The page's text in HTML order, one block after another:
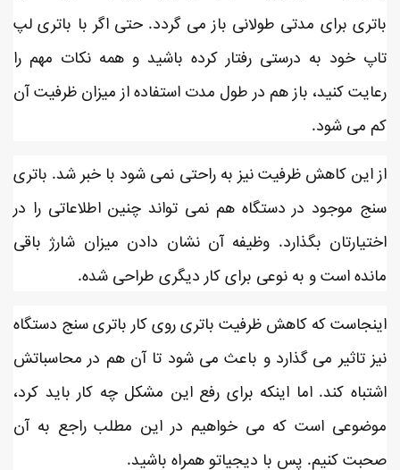
باتری برای مدتی طولانی باز می گردد. حتی اگر با باتری لپ
تاپ خود به درستی رفتار کرده باشید و همه نکات مهم را
رعایت کنید، باز هم در طول مدت استفاده از میزان ظرفیت آن
کم می شود.
از این کاهش ظرفیت نیز به راحتی نمی شود با خبر شد. باتری
سنج موجود در دستگاه هم نمی تواند چنین اطلاعاتی را در
اختیارتان بگذارد. وظیفه آن نشان دادن میزان شارژ باقی
مانده است و به نوعی برای کار دیگری طراحی شده.
اینجاست که کاهش ظرفیت باتری روی کار باتری سنج دستگاه
نیز تاثیر می گذارد و باعث می شود تا آن هم در محاسباتش
اشتباه کند. اما اینکه برای رفع این مشکل چه کار باید کرد،
موضوعی است که می خواهیم در این مطلب راجع به آن
صحبت کنیم. پس با دیجیاتو همراه باشید.